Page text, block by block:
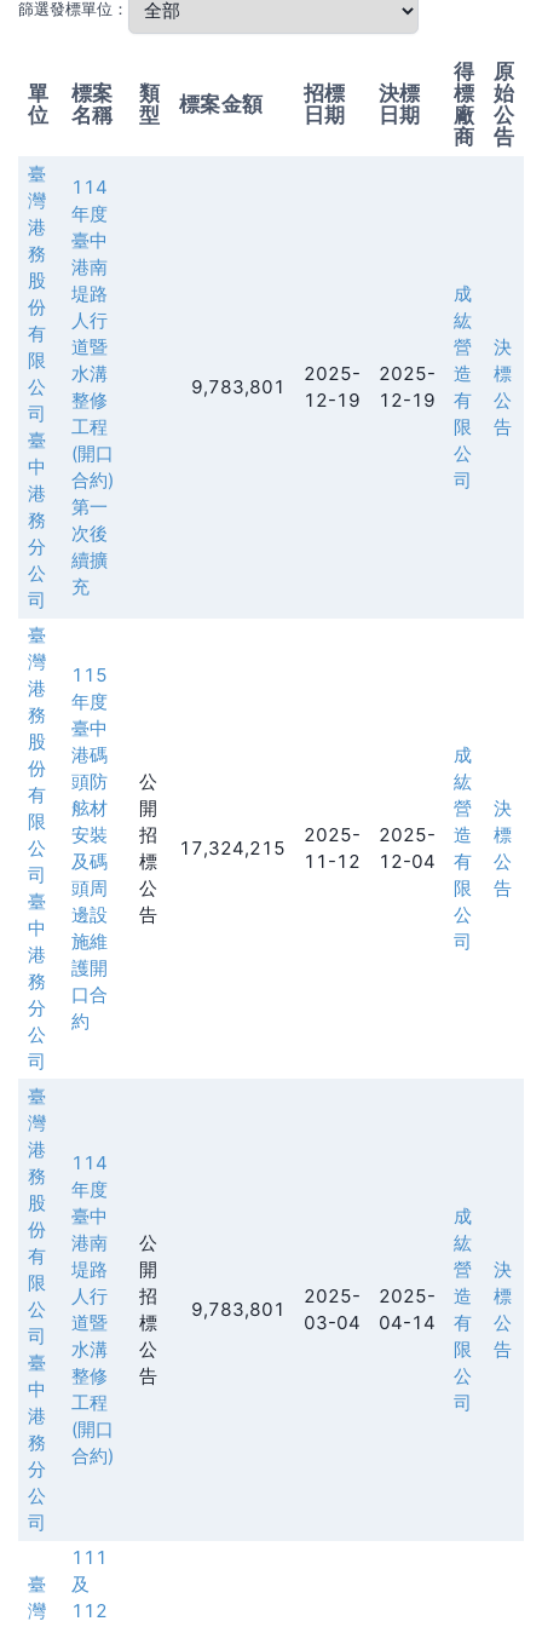
篩選發標單位：
單
位
標案
名稱
類
型
標案金額
招標
日期
決標
日期
得
標
廠
商
原
始
公
告
臺
灣
港
務
股
份
有
限
公
司
臺
中
港
務
分
公
司
114
年度
臺中
港南
堤路
⼈⾏
道暨
⽔溝
整修
⼯程
(開⼝
合約)
第一
次後
續擴
充
9,783,801
2025-
12-19
2025-
12-19
成
紘
營
造
有
限
公
司
決
標
公
告
臺
灣
港
務
股
份
有
限
公
司
臺
中
港
務
分
公
司
115
年度
臺中
港碼
頭防
舷材
安裝
及碼
頭周
邊設
施維
護開
口合
約
公
開
招
標
公
告
17,324,215
2025-
11-12
2025-
12-04
成
紘
營
造
有
限
公
司
決
標
公
告
臺
灣
港
務
股
份
有
限
公
司
臺
中
港
務
分
公
司
114
年度
臺中
港南
堤路
人行
道暨
水溝
整修
工程
(開口
合約)
公
開
招
標
公
告
9,783,801
2025-
03-04
2025-
04-14
成
紘
營
造
有
限
公
司
決
標
公
告
臺
灣
111
及
112